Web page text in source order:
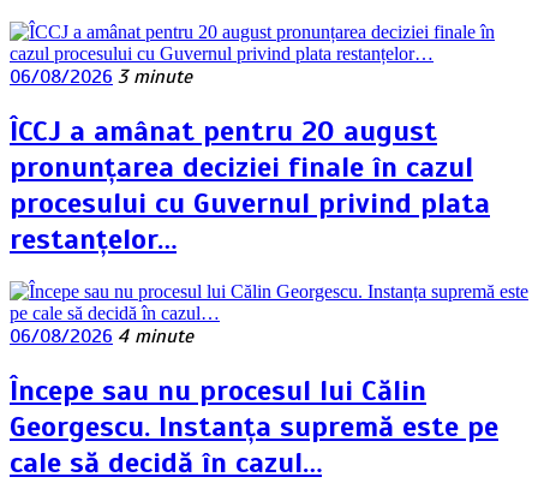
06/08/2026 3 minute
ÎCCJ a amânat pentru 20 august
pronunțarea deciziei finale în cazul
procesului cu Guvernul privind plata
restanțelor…
06/08/2026 4 minute
Începe sau nu procesul lui Călin
Georgescu. Instanța supremă este pe
cale să decidă în cazul…